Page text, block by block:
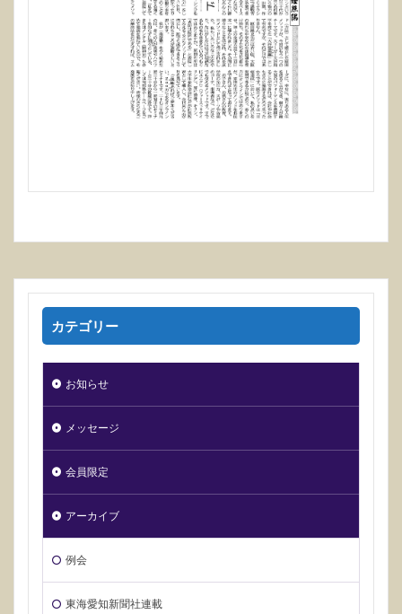
カテゴリー
お知らせ
メッセージ
会員限定
アーカイブ
例会
東海愛知新聞社連載